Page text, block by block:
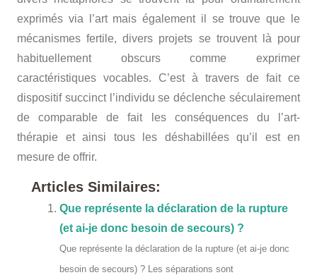
exprimés via l’art mais également il se trouve que le
mécanismes fertile, divers projets se trouvent là pour
habituellement obscurs comme exprimer
caractéristiques vocables. C’est à travers de fait ce
dispositif succinct l’individu se déclenche séculairement
de comparable de fait les conséquences du l’art-
thérapie et ainsi tous les déshabillées qu’il est en
mesure de offrir.
Articles Similaires:
Que représente la déclaration de la rupture
(et ai-je donc besoin de secours) ?
Que représente la déclaration de la rupture (et ai-je donc
besoin de secours) ? Les séparations sont